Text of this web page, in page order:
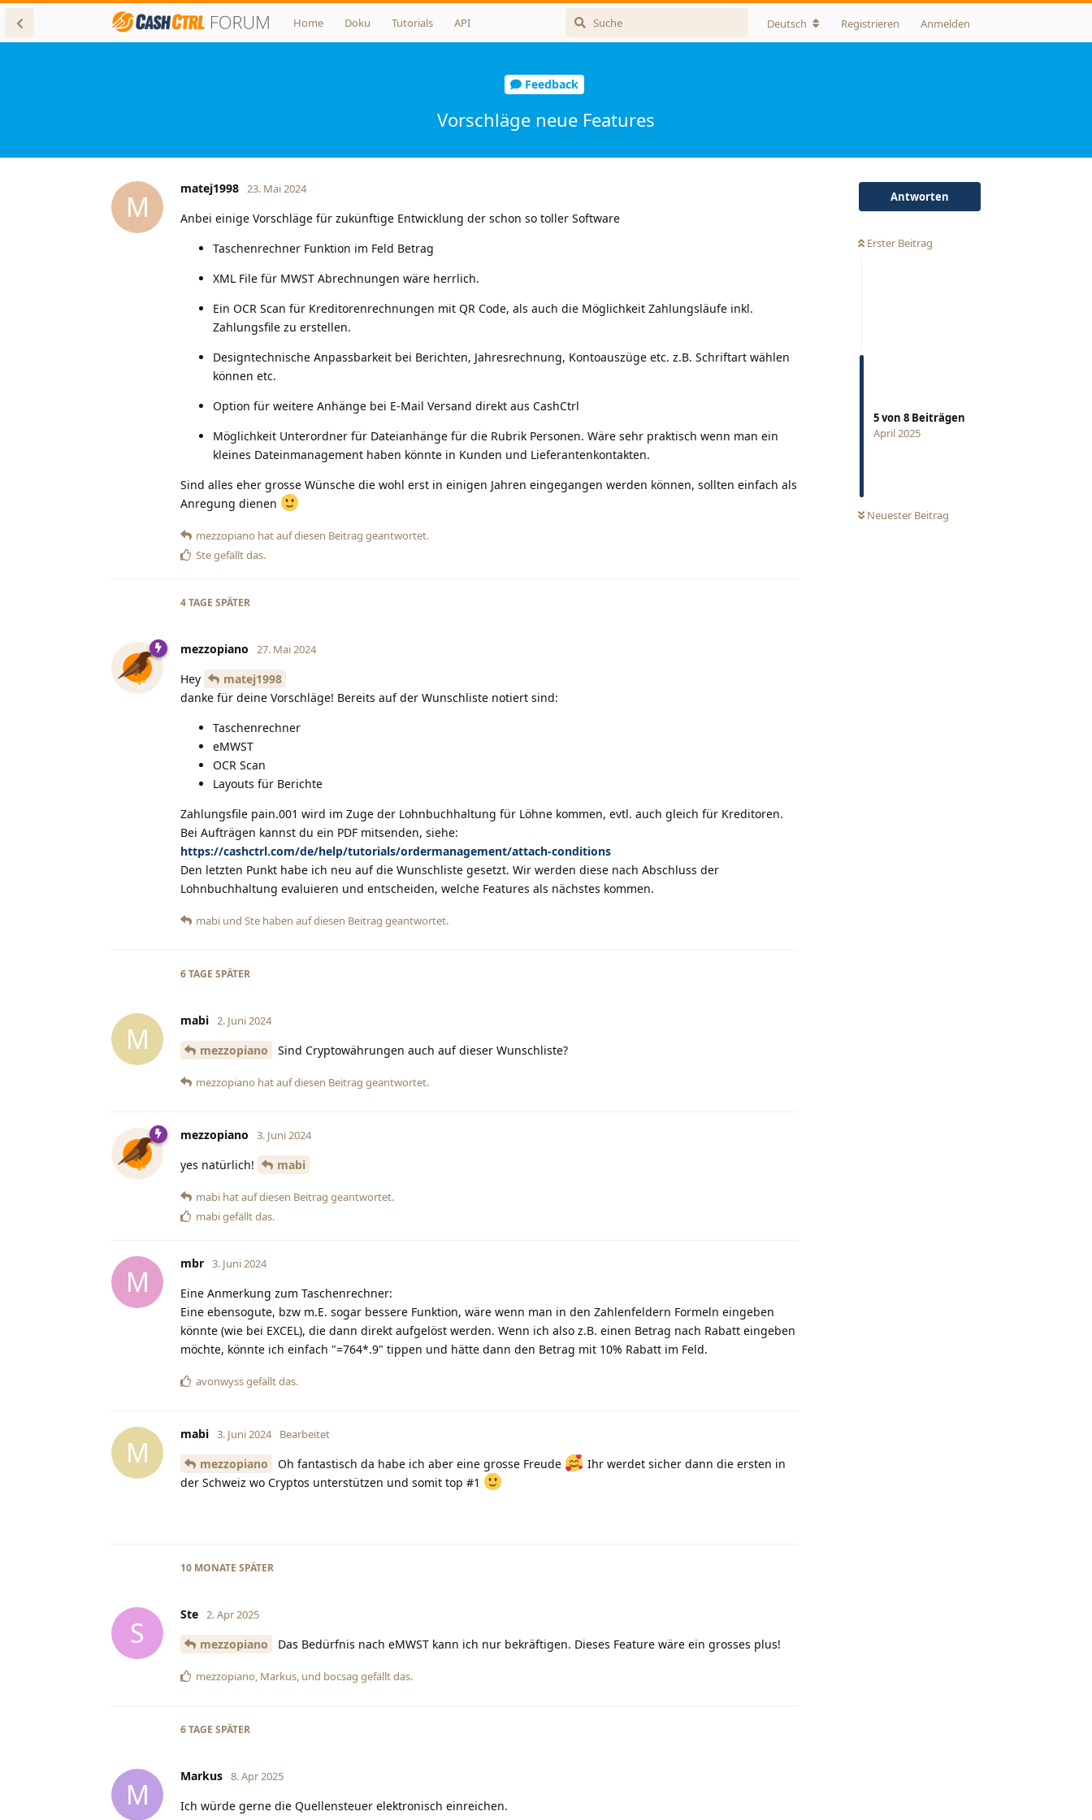
Home Doku Tutorials API Deutsch Registrieren Anmelden
Feedback
Vorschläge neue Features
Antworten
Erster Beitrag
5von 8 Beiträgen
April 2025
Neuester Beitrag
M
matej1998 23. Mai 2024
Anbei einige Vorschläge für zukünftige Entwicklung der schon so toller Software
Taschenrechner Funktion im Feld Betrag
XML File für MWST Abrechnungen wäre herrlich.
Ein OCR Scan für Kreditorenrechnungen mit QR Code, als auch die Möglichkeit Zahlungsläufe inkl.
Zahlungsfile zu erstellen.
Designtechnische Anpassbarkeit bei Berichten, Jahresrechnung, Kontoauszüge etc. z.B. Schriftart wählen
können etc.
Option für weitere Anhänge bei E-Mail Versand direkt aus CashCtrl
Möglichkeit Unterordner für Dateianhänge für die Rubrik Personen. Wäre sehr praktisch wenn man ein
kleines Dateinmanagement haben könnte in Kunden und Lieferantenkontakten.
Sind alles eher grosse Wünsche die wohl erst in einigen Jahren eingegangen werden können, sollten einfach als
Anregung dienen
mezzopiano hatauf diesen Beitrag geantwortet.
Stegefällt das.
4 TAGE SPÄTER
mezzopiano 27. Mai 2024
Hey
matej1998
danke für deine Vorschläge! Bereits auf der Wunschliste notiert sind:
Taschenrechner
eMWST
OCR Scan
Layouts für Berichte
Zahlungsfile pain.001 wird im Zuge der Lohnbuchhaltung für Löhne kommen, evtl. auch gleich für Kreditoren.
Bei Aufträgen kannst du ein PDF mitsenden, siehe:
https://cashctrl.com/de/help/tutorials/ordermanagement/attach-conditions
Den letzten Punkt habe ich neu auf die Wunschliste gesetzt. Wir werden diese nach Abschluss der
Lohnbuchhaltung evaluieren und entscheiden, welche Features als nächstes kommen.
mabi und Ste haben auf diesen Beitrag geantwortet.
6 TAGE SPÄTER
M
mabi 2. Juni 2024
mezzopiano Sind Cryptowährungen auch auf dieser Wunschliste?
mezzopiano hatauf diesen Beitrag geantwortet.
mezzopiano 3. Juni 2024
yes natürlich! mabi
mabi hatauf diesen Beitrag geantwortet.
mabigefällt das.
M
mbr 3. Juni 2024
Eine Anmerkung zum Taschenrechner:
Eine ebensogute, bzw m.E. sogar bessere Funktion, wäre wenn man in den Zahlenfeldern Formeln eingeben
könnte (wie bei EXCEL), die dann direkt aufgelöst werden. Wenn ich also z.B. einen Betrag nach Rabatt eingeben
möchte, könnte ich einfach "=764*.9" tippen und hätte dann den Betrag mit 10% Rabatt im Feld.
avonwyssgefällt das.
M
mabi 3. Juni 2024 Bearbeitet
mezzopiano Oh fantastisch da habe ich aber eine grosse Freude
Ihr werdet sicher dann die ersten in
der Schweiz wo Cryptos unterstützen und somit top #1
10 MONATE SPÄTER
S
Ste 2. Apr 2025
mezzopiano Das Bedürfnis nach eMWST kann ich nur bekräftigen. Dieses Feature wäre ein grosses plus!
mezzopiano, Markus, und bocsag gefällt das.
6 TAGE SPÄTER
M
Markus 8. Apr 2025
Ich würde gerne die Quellensteuer elektronisch einreichen.